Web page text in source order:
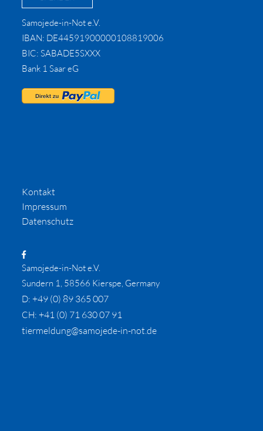
Samojede-in-Not e.V.
IBAN: DE44591900000108819006
BIC: SABADE5SXXX
Bank 1 Saar eG
Kontakt
Impressum
Datenschutz
Samojede-in-Not e.V.
Sundern 1, 58566 Kierspe, Germany
D:+49 (0) 89 365 007
CH:+41 (0) 71 630 07 91
tiermeldung@samojede-in-not.de